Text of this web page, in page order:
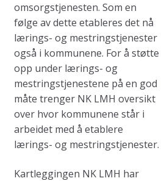
omsorgstjenesten. Som en
følge av dette etableres det nå
lærings- og mestringstjenester
også i kommunene. For å støtte
opp under lærings- og
mestringstjenestene på en god
måte trenger NK LMH oversikt
over hvor kommunene står i
arbeidet med å etablere
lærings- og mestringstjenester.
Kartleggingen NK LMH har